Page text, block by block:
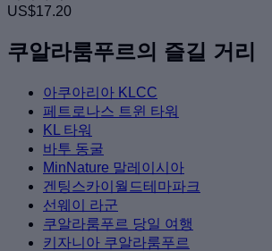
US$17.20
쿠알라룸푸르의 즐길 거리
아쿠아리아 KLCC
페트로나스 트윈 타워
KL 타워
바투 동굴
MinNature 말레이시아
겐팅스카이월드테마파크
선웨이 라군
쿠알라룸푸르 당일 여행
키자니아 쿠알라룸푸르